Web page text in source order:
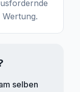
selben